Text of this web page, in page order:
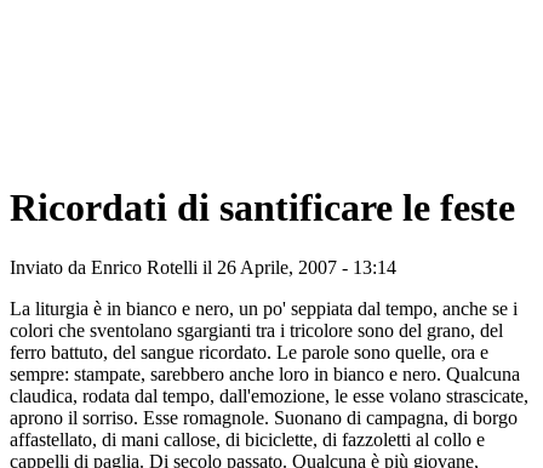
Ricordati di santificare le feste
Inviato da Enrico Rotelli il 26 Aprile, 2007 - 13:14
La liturgia è in bianco e nero, un po' seppiata dal tempo, anche se i
colori che sventolano sgargianti tra i tricolore sono del grano, del
ferro battuto, del sangue ricordato. Le parole sono quelle, ora e
sempre: stampate, sarebbero anche loro in bianco e nero. Qualcuna
claudica, rodata dal tempo, dall'emozione, le esse volano strascicate,
aprono il sorriso. Esse romagnole. Suonano di campagna, di borgo
affastellato, di mani callose, di biciclette, di fazzoletti al collo e
cappelli di paglia. Di secolo passato. Qualcuna è più giovane,